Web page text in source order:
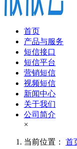
首页
产品与服务
短信接口
短信平台
营销短信
视频短信
新闻中心
关于我们
公司简介
×
当前位置： 首